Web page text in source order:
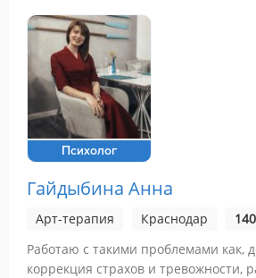
Психолог
Гайдыбина Анна
Арт-терапия Краснодар
Работаю с такими проблемами как,
коррекция страхов и тревожности,